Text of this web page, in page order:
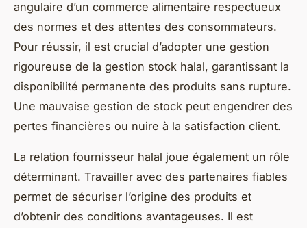
angulaire d’un commerce alimentaire respectueux
des normes et des attentes des consommateurs.
Pour réussir, il est crucial d’adopter une gestion
rigoureuse de la gestion stock halal, garantissant la
disponibilité permanente des produits sans rupture.
Une mauvaise gestion de stock peut engendrer des
pertes financières ou nuire à la satisfaction client.
La relation fournisseur halal joue également un rôle
déterminant. Travailler avec des partenaires fiables
permet de sécuriser l’origine des produits et
d’obtenir des conditions avantageuses. Il est